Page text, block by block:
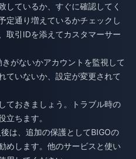
しているか、すぐに確認してく
定通り増えているかチェックし
取引IDを添えてカスタマーサー
がないかアカウントを監視して
ていないか、設定が変更されて
ておきましょう。トラブル時の
立ちます。
は、追加の保護としてBIGOの
めします。他のサービスと使い